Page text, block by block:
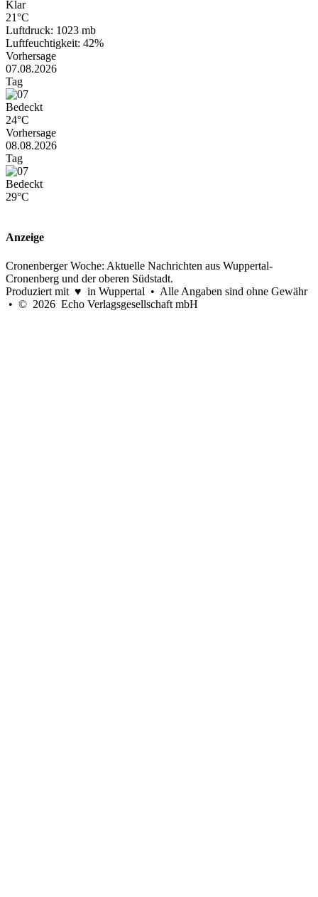
Klar
21°C
Luftdruck: 1023 mb
Luftfeuchtigkeit: 42%
Vorhersage
07.08.2026
Tag
Bedeckt
24°C
Vorhersage
08.08.2026
Tag
Bedeckt
29°C
Anzeige
Cronenberger Woche: Aktuelle Nachrichten aus Wuppertal-
Cronenberg und der oberen Südstadt.
Produziert mit ♥ in Wuppertal • Alle Angaben sind ohne Gewähr
• © 2026 Echo Verlagsgesellschaft mbH